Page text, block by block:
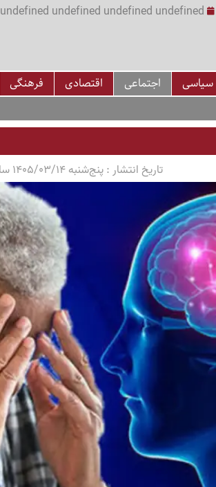
undefined undefined undefined undefined | ساعت undefined:undefined
سیاسی اجتماعی اقتصادی فرهنگی
تاریخ انتشار :پنج‌شنبه 1405/03/14 ساعت 07:02